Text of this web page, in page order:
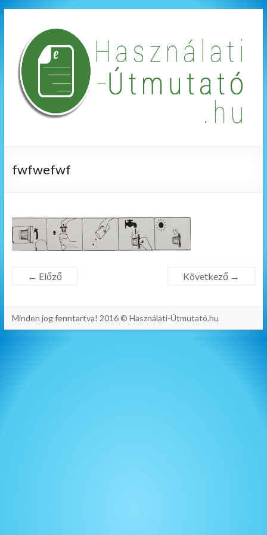
fwfwefwf
← Előző Következő →
Minden jog fenntartva! 2016 © Használati-Útmutató.hu